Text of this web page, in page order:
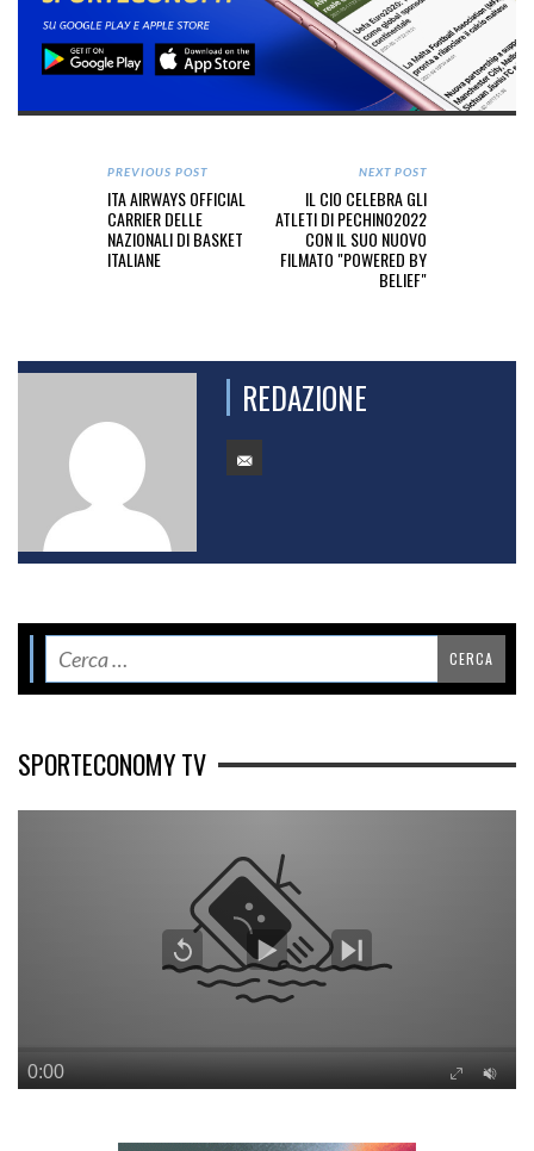
PREVIOUS POST
ITA AIRWAYS OFFICIAL
CARRIER DELLE
NAZIONALI DI BASKET
ITALIANE
NEXT POST
IL CIO CELEBRA GLI
ATLETI DI PECHINO2022
CON IL SUO NUOVO
FILMATO "POWERED BY
BELIEF"
REDAZIONE
SPORTECONOMY TV